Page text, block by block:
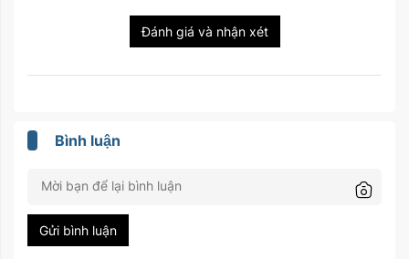
Đánh giá và nhận xét
Bình luận
Gửi bình luận